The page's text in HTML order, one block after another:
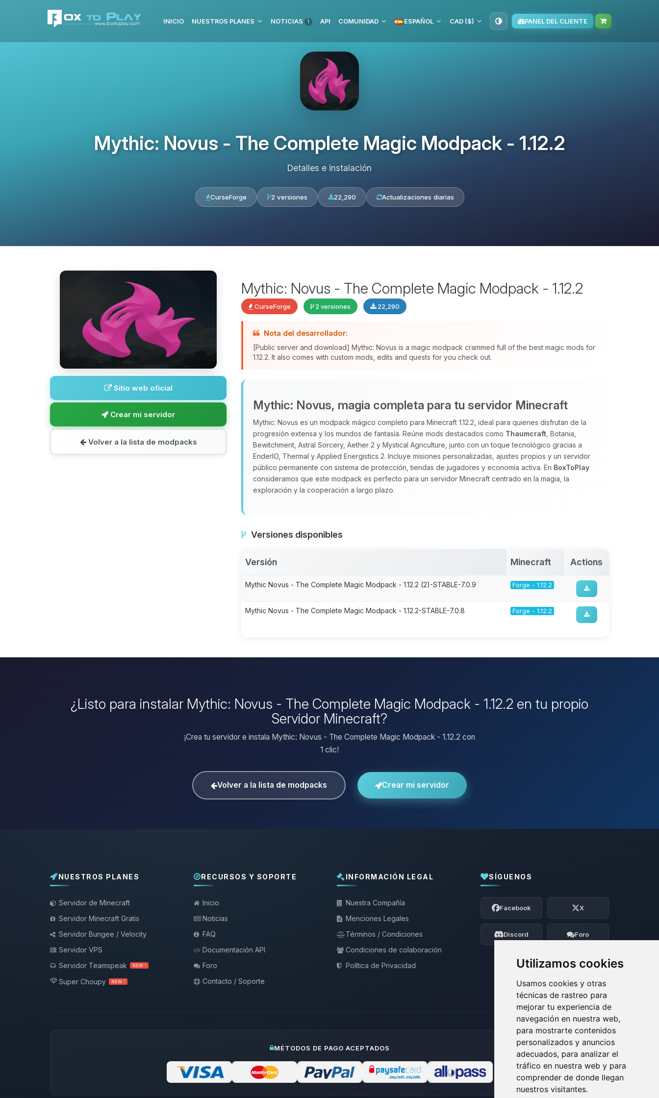
Utilizamos cookies
Usamos cookies y otras
técnicas de rastreo para
mejorar tu experiencia de
navegación en nuestra web,
para mostrarte contenidos
personalizados y anuncios
adecuados, para analizar el
tráfico en nuestra web y para
comprender de donde llegan
nuestros visitantes.
INICIO NUESTROS PLANES NOTICIAS 1 API COMUNIDAD ESPAÑOL CAD ($) PANEL DEL CLIENTE
Mythic: Novus - The Complete Magic Modpack - 1.12.2
Detalles e instalación
CurseForge 2 versiones 22,290 Actualizaciones diarias
Sitio web oficial
Crear mi servidor
Volver a la lista de modpacks
Mythic: Novus - The Complete Magic Modpack - 1.12.2
CurseForge 2 versiones 22,290
Nota del desarrollador:
[Public server and download] Mythic: Novus is a magic modpack crammed full of the best magic mods for
1.12.2. It also comes with custom mods, edits and quests for you check out.
Mythic: Novus, magia completa para tu servidor Minecraft
Mythic: Novus es un modpack mágico completo para Minecraft 1.12.2, ideal para quienes disfrutan de la
progresión extensa y los mundos de fantasía. Reúne mods destacados como Thaumcraft , Botania,
Bewitchment, Astral Sorcery, Aether 2 y Mystical Agriculture, junto con un toque tecnológico gracias a
EnderIO, Thermal y Applied Energistics 2. Incluye misiones personalizadas, ajustes propios y un servidor
público permanente con sistema de protección, tiendas de jugadores y economía activa. En BoxToPlay
consideramos que este modpack es perfecto para un servidor Minecraft centrado en la magia, la
exploración y la cooperación a largo plazo.
Versiones disponibles
Versión Minecraft Actions
Mythic Novus - The Complete Magic Modpack - 1.12.2 (2)-STABLE-7.0.9 Forge - 1.12.2
Mythic Novus - The Complete Magic Modpack - 1.12.2-STABLE-7.0.8 Forge - 1.12.2
¿Listo para instalar Mythic: Novus - The Complete Magic Modpack - 1.12.2 en tu propio
Servidor Minecraft?
¡Crea tu servidor e instala Mythic: Novus - The Complete Magic Modpack - 1.12.2 con
1 clic!
Volver a la lista de modpacks Crear mi servidor
NUESTROS PLANES
Servidor de Minecraft
Servidor Minecraft Gratis
Servidor Bungee / Velocity
Servidor VPS
Servidor Teamspeak
NEW !
Super Choupy NEW !
RECURSOS Y SOPORTE
Inicio
Noticias
FAQ
Documentación API
Foro
Contacto / Soporte
INFORMACIÓN LEGAL
Nuestra Compañía
Menciones Legales
Términos / Condiciones
Condiciones de colaboración
Política de Privacidad
SÍGUENOS
Facebook X
Discord Foro
MÉTODOS DE PAGO ACEPTADOS
Yupi, por fin alguien con quien hablar!
Soy Choupy, tu pequeno asistente de
BoxToPlay. Cuentame que necesitas y
moveré mis pequenos circuitos para
ayudarte.
07/08/2026 04:19